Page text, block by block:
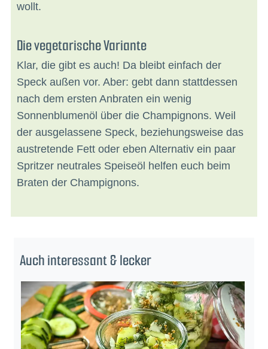
wollt.
Die vegetarische Variante
Klar, die gibt es auch! Da bleibt einfach der
Speck außen vor. Aber: gebt dann stattdessen
nach dem ersten Anbraten ein wenig
Sonnenblumenöl über die Champignons. Weil
der ausgelassene Speck, beziehungsweise das
austretende Fett oder eben Alternativ ein paar
Spritzer neutrales Speiseöl helfen euch beim
Braten der Champignons.
Auch interessant & lecker